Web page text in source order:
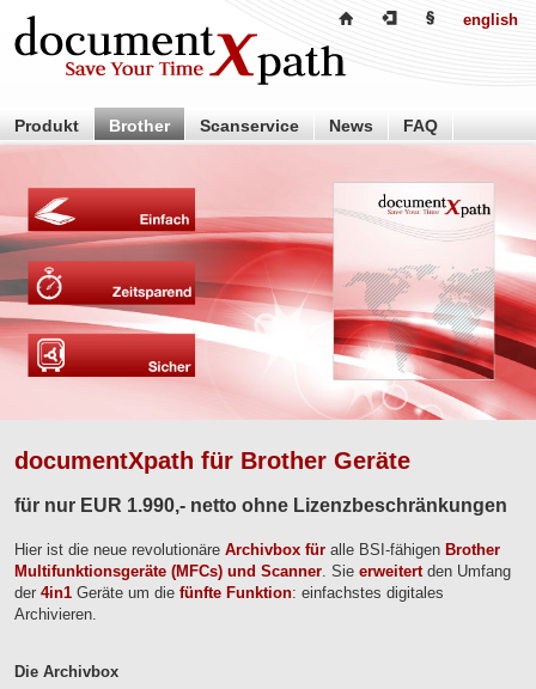
documentXpath für Brother Geräte
für nur EUR 1.990,- netto ohne Lizenzbeschränkungen
Hier ist die neue revolutionäre Archivbox für alle BSI-fähigen Brother
Multifunktionsgeräte (MFCs) und Scanner. Sie erweitertden Umfang
der 4in1 Geräte um die fünfte Funktion: einfachstes digitales
Archivieren.
Die Archivbox
english
Produkt Brother Scanservice News
FAQ